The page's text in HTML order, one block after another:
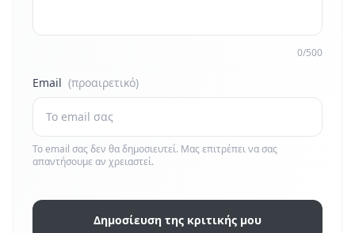
0/500
Email (προαιρετικό)
Το email σας δεν θα δημοσιευτεί. Μας επιτρέπει να σας
απαντήσουμε αν χρειαστεί.
Δημοσίευση της κριτικής μου